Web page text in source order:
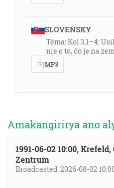
SLOVENSKY
Téma: Kol 3,1–4:
nie o to, čo je na
MP3
Amakangirirya ano
1991-06-02 10:00,
Zentrum
Broadcasted: 2026-08-02